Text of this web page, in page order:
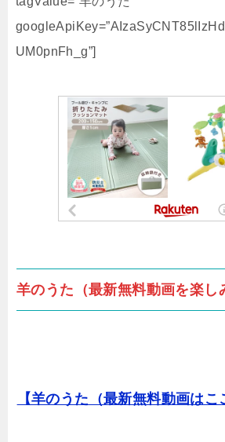
UM0pnFh_g”]
羊のうた（最新無料動画を楽し
【羊のうた（最新無料動画はこ